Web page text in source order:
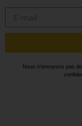
Nous n’envoyons pas